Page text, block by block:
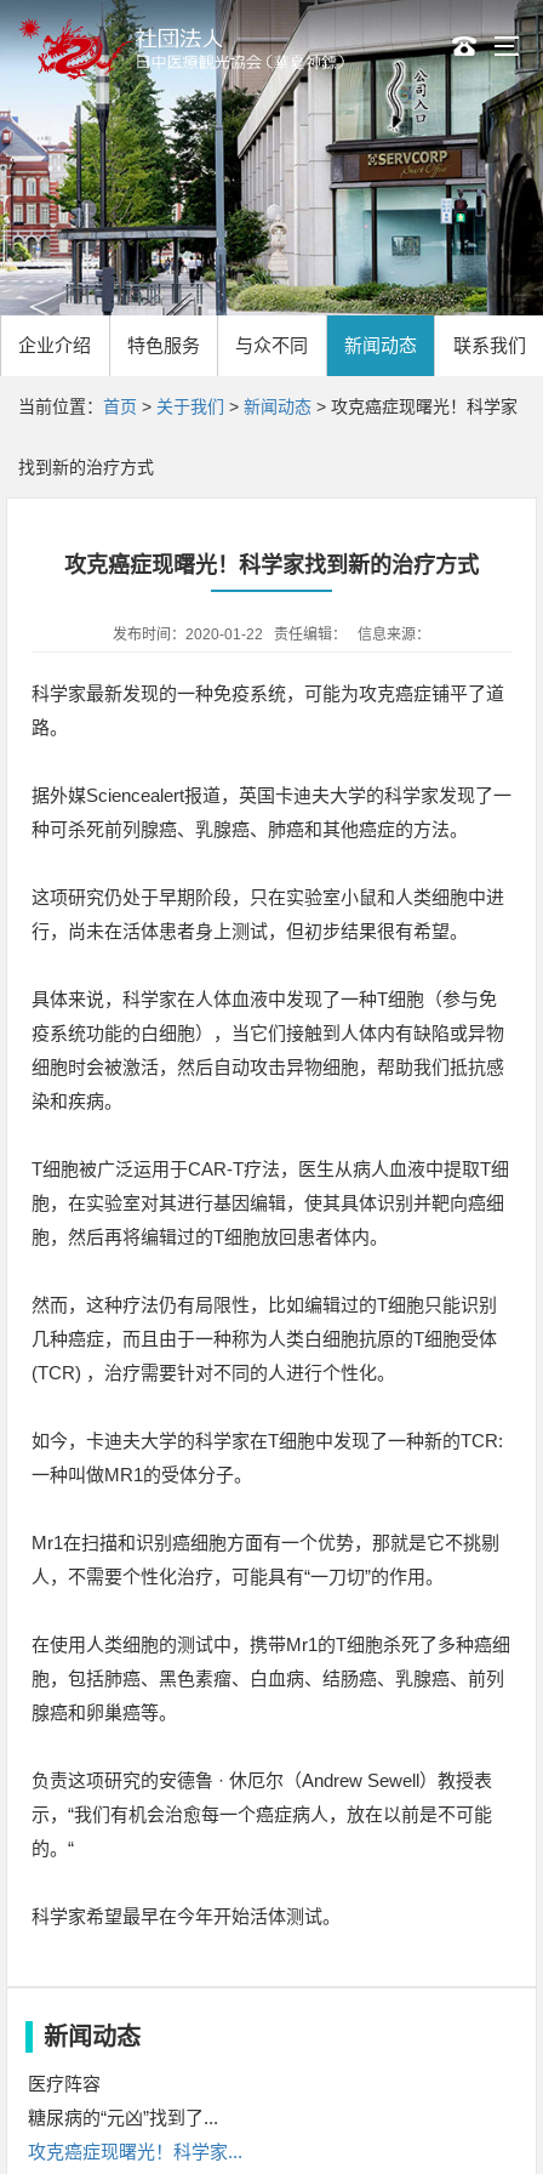
企业介绍 特色服务 与众不同 新闻动态 联系我们
当前位置： 首页 > 关于我们 > 新闻动态 > 攻克癌症现曙光！科学家
找到新的治疗方式
攻克癌症现曙光！科学家找到新的治疗方式
发布时间：2020-01-22 责任编辑： 信息来源：
科学家最新发现的一种免疫系统，可能为攻克癌症铺平了道
路。
据外媒Sciencealert报道，英国卡迪夫大学的科学家发现了一
种可杀死前列腺癌、乳腺癌、肺癌和其他癌症的方法。
这项研究仍处于早期阶段，只在实验室小鼠和人类细胞中进
行，尚未在活体患者身上测试，但初步结果很有希望。
具体来说，科学家在人体血液中发现了一种T细胞（参与免
疫系统功能的白细胞），当它们接触到人体内有缺陷或异物
细胞时会被激活，然后自动攻击异物细胞，帮助我们抵抗感
染和疾病。
T细胞被广泛运用于CAR-T疗法，医生从病人血液中提取T细
胞，在实验室对其进行基因编辑，使其具体识别并靶向癌细
胞，然后再将编辑过的T细胞放回患者体内。
然而，这种疗法仍有局限性，比如编辑过的T细胞只能识别
几种癌症，而且由于一种称为人类白细胞抗原的T细胞受体
(TCR) ，治疗需要针对不同的人进行个性化。
如今，卡迪夫大学的科学家在T细胞中发现了一种新的TCR:
一种叫做MR1的受体分子。
Mr1在扫描和识别癌细胞方面有一个优势，那就是它不挑剔
人，不需要个性化治疗，可能具有“一刀切”的作用。
在使用人类细胞的测试中，携带Mr1的T细胞杀死了多种癌细
胞，包括肺癌、黑色素瘤、白血病、结肠癌、乳腺癌、前列
腺癌和卵巢癌等。
负责这项研究的安德鲁 · 休厄尔（Andrew Sewell）教授表
示，“我们有机会治愈每一个癌症病人，放在以前是不可能
的。“
科学家希望最早在今年开始活体测试。
新闻动态
医疗阵容
糖尿病的“元凶”找到了...
攻克癌症现曙光！科学家...